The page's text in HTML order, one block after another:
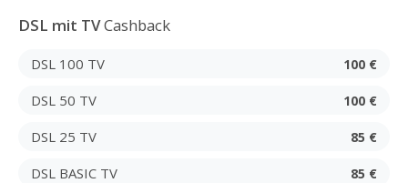
DSL mit TVCashback
DSL 100 TV 100 €
DSL 50 TV 100 €
DSL 25 TV 85 €
DSL BASIC TV 85 €